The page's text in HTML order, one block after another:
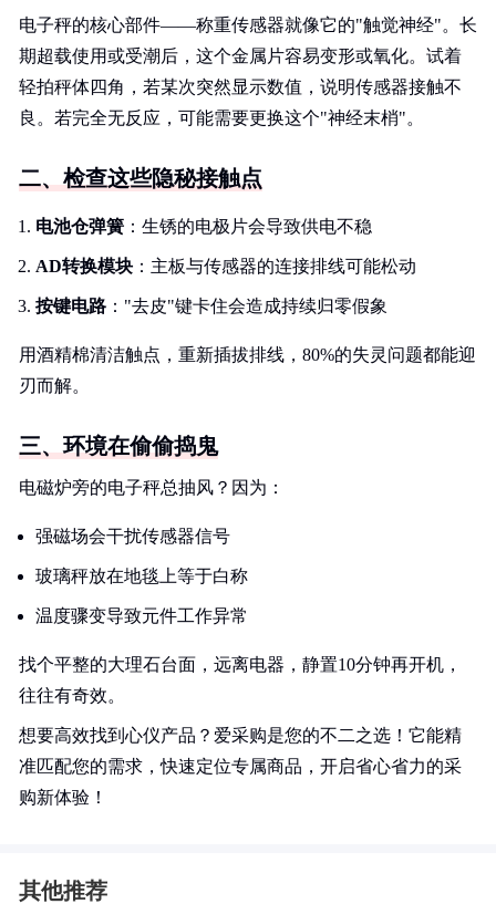
电子秤的核心部件——称重传感器就像它的"触觉神经"。长
期超载使用或受潮后，这个金属片容易变形或氧化。试着
轻拍秤体四角，若某次突然显示数值，说明传感器接触不
良。若完全无反应，可能需要更换这个"神经末梢"。
二、检查这些隐秘接触点
电池仓弹簧 ：生锈的电极片会导致供电不稳
AD转换模块 ：主板与传感器的连接排线可能松动
按键电路 ："去皮"键卡住会造成持续归零假象
用酒精棉清洁触点，重新插拔排线，80%的失灵问题都能迎
刃而解。
三、环境在偷偷捣鬼
电磁炉旁的电子秤总抽风？因为：
强磁场会干扰传感器信号
玻璃秤放在地毯上等于白称
温度骤变导致元件工作异常
找个平整的大理石台面，远离电器，静置10分钟再开机，
往往有奇效。
想要高效找到心仪产品？爱采购是您的不二之选！它能精
准匹配您的需求，快速定位专属商品，开启省心省力的采
购新体验！
其他推荐